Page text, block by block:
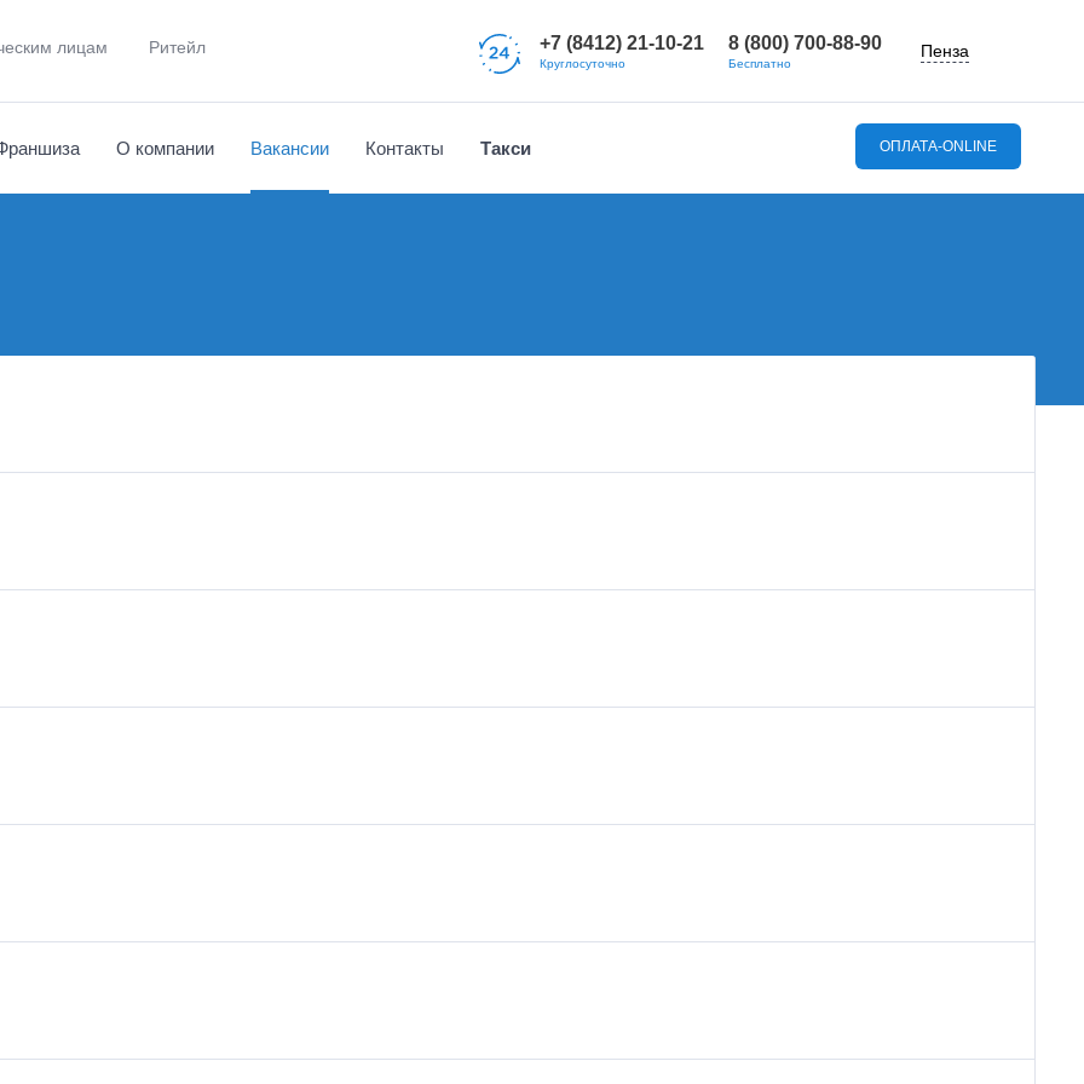
лицам Ритейл +7 (8412) 21-10-21
Круглосуточно
8 (800) 700-88-90
Бесплатно
Пенза
Вызов эвакуатора
О компании Вакансии Контакты Такси ОПЛАТА-ONLINE